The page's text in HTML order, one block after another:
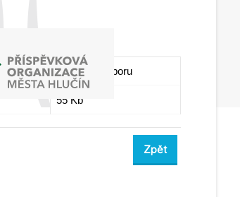
Velikost souboru
55 Kb
Zpět